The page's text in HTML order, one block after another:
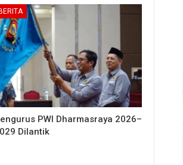
PWI Dharmasraya 2026–
Dilantik